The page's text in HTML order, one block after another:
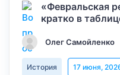
«Февральская
кратко в
Олег Самойленко
История 17 июня,